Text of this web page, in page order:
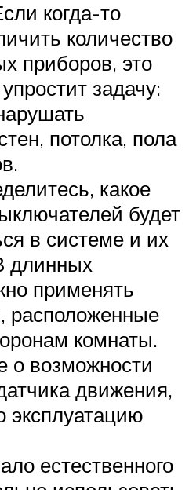
когда-то
количество
приборов, это
задачу:
потолка, пола
какое
будет
в системе и их
длинных
применять
расположенные
комнаты.
о возможности
движения,
естественного